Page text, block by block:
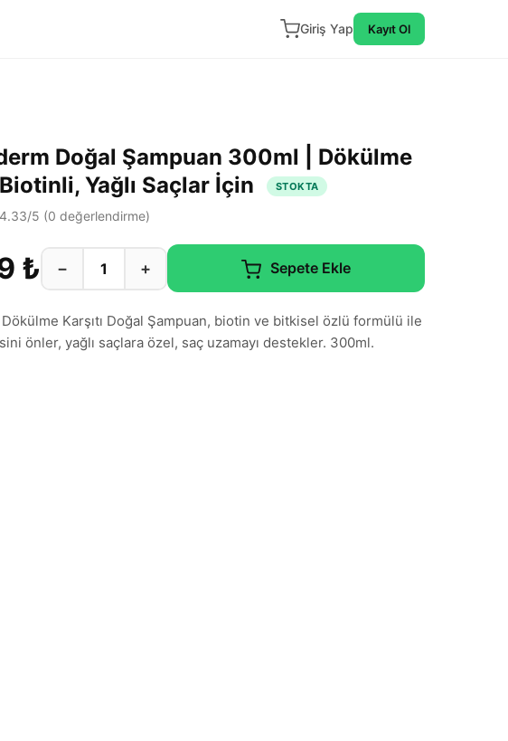
Giriş Yap Kayıt Ol
Doğal Şampuan 300ml | Dökülme
Biotinli, Yağlı Saçlar İçin
STOKTA
4.33/5 (0 değerlendirme)
₺ − + Sepete Ekle
Karşıtı Doğal Şampuan, biotin ve bitkisel özlü formülü ile
önler, yağlı saçlara özel, saç uzamayı destekler. 300ml.